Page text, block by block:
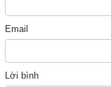
Email
Lời bình